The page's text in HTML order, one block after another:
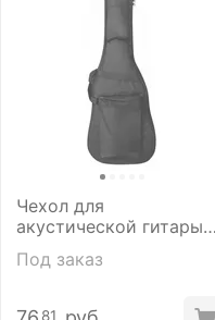
Чехол для
акустической гитары
Под заказ
81